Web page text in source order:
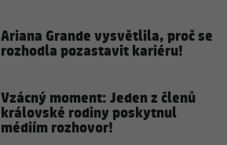
Ariana Grande vysvětlila, proč se
rozhodla pozastavit kariéru!
Vzácný moment: Jeden z členů
královské rodiny poskytnul
médiím rozhovor!